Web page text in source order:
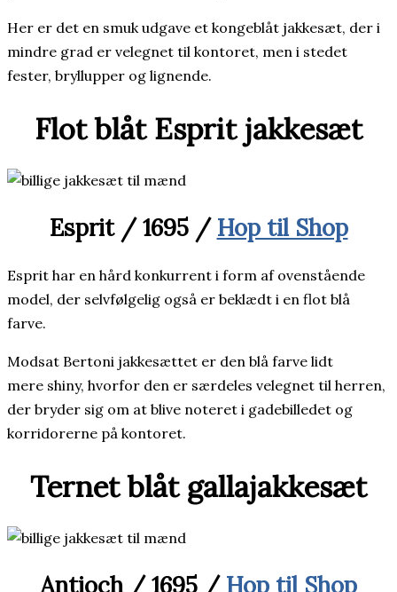
Her er det en smuk udgave et kongeblåt jakkesæt, der i
mindre grad er velegnet til kontoret, men i stedet
fester, bryllupper og lignende.
Flot blåt Esprit jakkesæt
Esprit / 1695 / Hop til Shop
Esprit har en hård konkurrent i form af ovenstående
model, der selvfølgelig også er beklædt i en flot blå
farve.
Modsat Bertoni jakkesættet er den blå farve lidt
mere shiny, hvorfor den er særdeles velegnet til herren,
der bryder sig om at blive noteret i gadebilledet og
korridorerne på kontoret.
Ternet blåt gallajakkesæt
Antioch / 1695 / Hop til Shop